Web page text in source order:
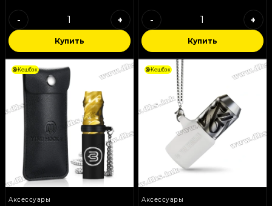
Шилья и Вилки Шланги
- +
Купить
- +
Купить
Кешбэк
Аксессуары
Кешбэк
Аксессуары